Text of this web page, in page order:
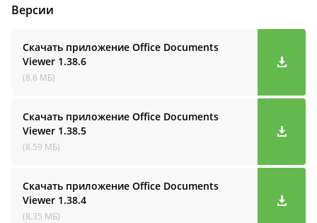
Версии
Скачать приложение Office Documents
Viewer 1.38.6
(8.6 МБ)
Скачать приложение Office Documents
Viewer 1.38.5
(8.59 МБ)
Скачать приложение Office Documents
Viewer 1.38.4
(8.35 МБ)